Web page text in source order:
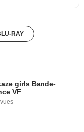
RAY
girls Bande-
VF